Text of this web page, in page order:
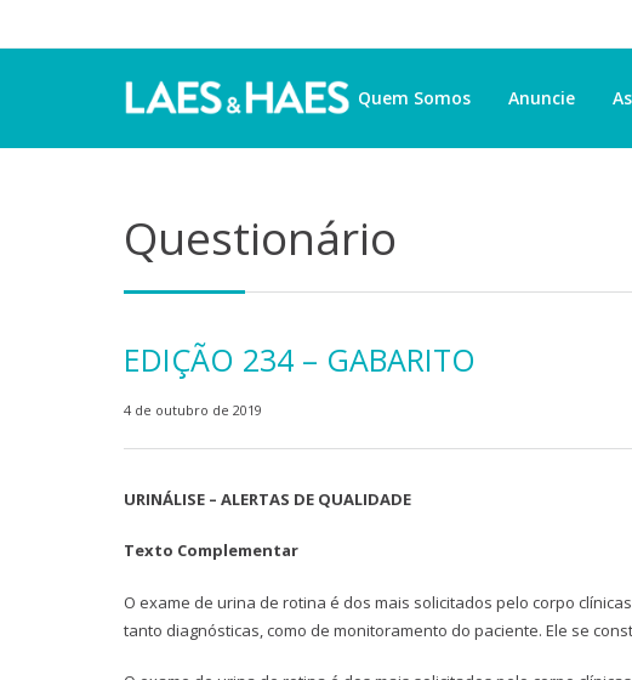
Quem Somos Anuncie
Questionário
EDIÇÃO 234 – GABARITO
4 de outubro de 2019
URINÁLISE – ALERTAS DE QUALIDADE
Texto Complementar
O exame de urina de rotina é dos mais solicitados pelo corpo
tanto diagnósticas, como de monitoramento do paciente. Ele se